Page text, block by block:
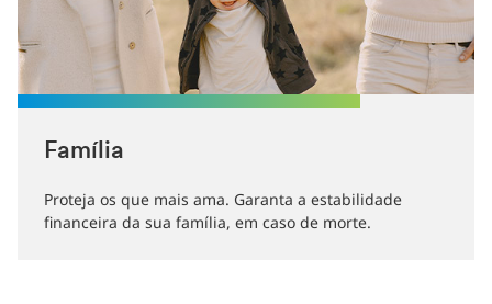
Família
Proteja os que mais ama. Garanta a estabilidade
financeira da sua família, em caso de morte.